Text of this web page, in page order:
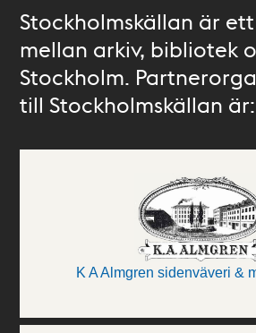
Stockholmskällan är
mellan arkiv, bibliotek
Stockholm.
till Stockholmskällan är:
K A Almgren sidenväveri &